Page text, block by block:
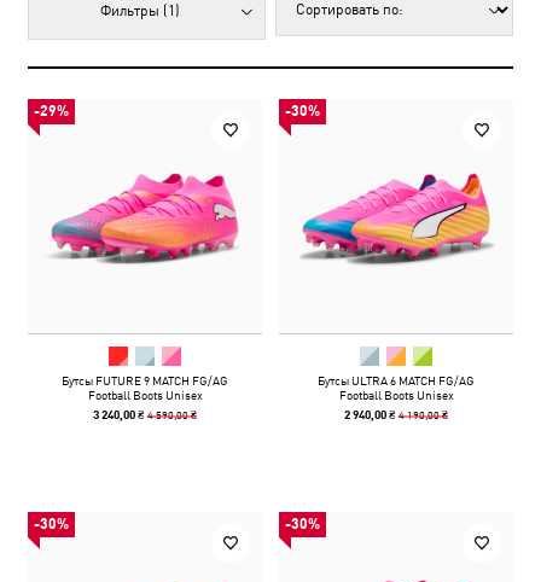
Фильтры (1)
-29%
Бутсы FUTURE 9 MATCH FG/AG
Football Boots Unisex
3 240,00 ₴4 590,00 ₴
-30%
Бутсы ULTRA 6 MATCH FG/AG
Football Boots Unisex
2 940,00 ₴4 190,00 ₴
-30% -30%